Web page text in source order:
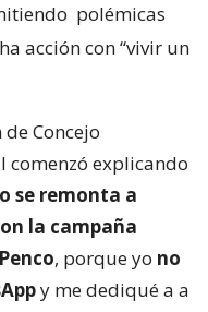
polémicas
acción con “vivir un
Concejo
explicando
se remonta a
la campaña
, porque yo no
y me dediqué a a